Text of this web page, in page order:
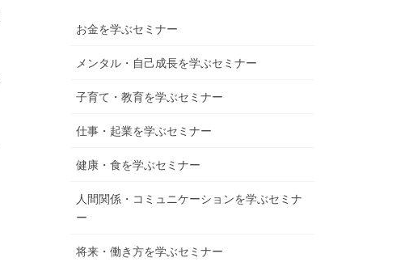
お金を学ぶセミナー
メンタル・自己成長を学ぶセミナー
子育て・教育を学ぶセミナー
仕事・起業を学ぶセミナー
健康・食を学ぶセミナー
人間関係・コミュニケーションを学ぶセミナ
ー
将来・働き方を学ぶセミナー